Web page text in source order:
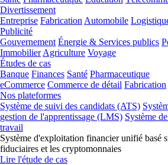
Divertissement
Entreprise Fabrication Automobile
Publicité
Gouvernement Énergie & Services publics
Immobilier Agriculture Voyage
Études de cas
Banque Finances Santé Pharmaceutique
eCommerce Commerce de détail Fabrication
Nos plateformes
Système de suivi des candidats (ATS)
gestion de l'apprentissage (LMS) Système
travail
Système d'exploitation financier unifié basé
fiduciaires et les cryptomonnaies
Lire l'étude de cas